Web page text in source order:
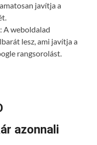
javítja a
: A weboldalad
lesz, ami javítja a
rangsorolást.
azonnali